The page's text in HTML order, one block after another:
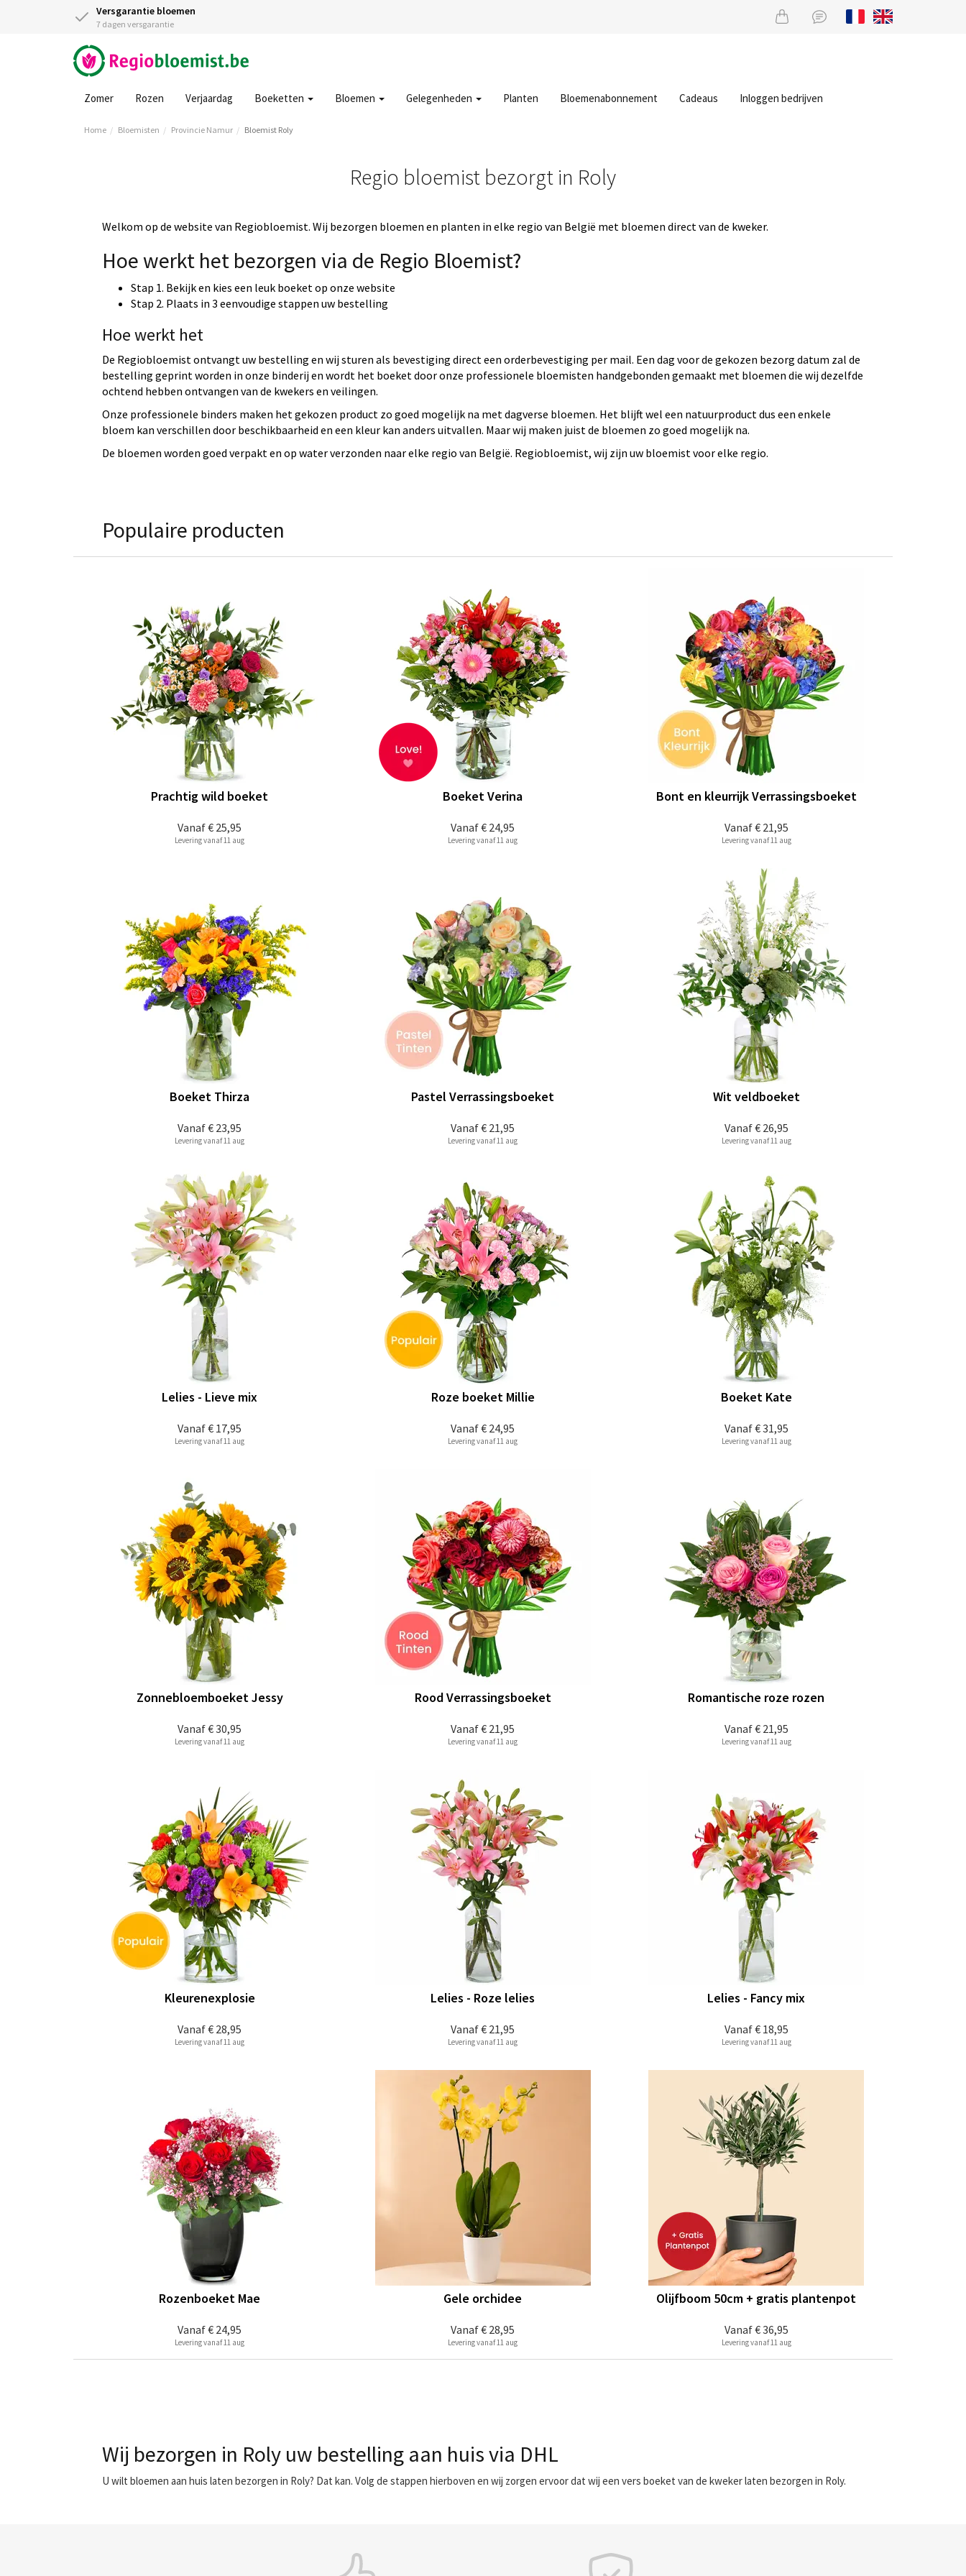
Versgarantie bloemen
7 dagen versgarantie
Zomer Rozen Verjaardag Boeketten Bloemen Gelegenheden Planten Bloemenabonnement Cadeaus Inloggen bedrijven
Home Bloemisten Provincie Namur Bloemist Roly
Regio bloemist bezorgt in Roly
Welkom op de website van Regiobloemist. Wij bezorgen bloemen en planten in elke regio van België met bloemen direct van de kweker.
Hoe werkt het bezorgen via de Regio Bloemist?
Stap 1. Bekijk en kies een leuk boeket op onze website
Stap 2. Plaats in 3 eenvoudige stappen uw bestelling
Hoe werkt het
De Regiobloemist ontvangt uw bestelling en wij sturen als bevestiging direct een orderbevestiging per mail. Een dag voor de gekozen bezorg datum zal de
bestelling geprint worden in onze binderij en wordt het boeket door onze professionele bloemisten handgebonden gemaakt met bloemen die wij dezelfde
ochtend hebben ontvangen van de kwekers en veilingen.
Onze professionele binders maken het gekozen product zo goed mogelijk na met dagverse bloemen. Het blijft wel een natuurproduct dus een enkele
bloem kan verschillen door beschikbaarheid en een kleur kan anders uitvallen. Maar wij maken juist de bloemen zo goed mogelijk na.
De bloemen worden goed verpakt en op water verzonden naar elke regio van België. Regiobloemist, wij zijn uw bloemist voor elke regio.
Populaire producten
Vanaf€ 25,95
Prachtig wild boeket
Levering vanaf 11 aug
Vanaf€ 24,95
Boeket Verina
Levering vanaf 11 aug
Vanaf€ 21,95
Bont en kleurrijk Verrassingsboeket
Levering vanaf 11 aug
Vanaf€ 23,95
Boeket Thirza
Levering vanaf 11 aug
Vanaf€ 21,95
Pastel Verrassingsboeket
Levering vanaf 11 aug
Vanaf€ 26,95
Wit veldboeket
Levering vanaf 11 aug
Vanaf€ 17,95
Lelies - Lieve mix
Levering vanaf 11 aug
Vanaf€ 24,95
Roze boeket Millie
Levering vanaf 11 aug
Vanaf€ 31,95
Boeket Kate
Levering vanaf 11 aug
Vanaf€ 30,95
Zonnebloemboeket Jessy
Levering vanaf 11 aug
Vanaf€ 21,95
Rood Verrassingsboeket
Levering vanaf 11 aug
Vanaf€ 21,95
Romantische roze rozen
Levering vanaf 11 aug
Vanaf€ 28,95
Kleurenexplosie
Levering vanaf 11 aug
Vanaf€ 21,95
Lelies - Roze lelies
Levering vanaf 11 aug
Vanaf€ 18,95
Lelies - Fancy mix
Levering vanaf 11 aug
Vanaf€ 24,95
Rozenboeket Mae
Levering vanaf 11 aug
Vanaf€ 28,95
Gele orchidee
Levering vanaf 11 aug
Vanaf€ 36,95
Olijfboom 50cm + gratis plantenpot
Levering vanaf 11 aug
Wij bezorgen in Roly uw bestelling aan huis via DHL
U wilt bloemen aan huis laten bezorgen in Roly? Dat kan. Volg de stappen hierboven en wij zorgen ervoor dat wij een vers boeket van de kweker laten bezorgen in Roly.